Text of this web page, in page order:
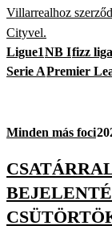
Villarrealhoz
Cityvel.
Ligue1NB Ifizz liga
Serie APremier
Minden más foci